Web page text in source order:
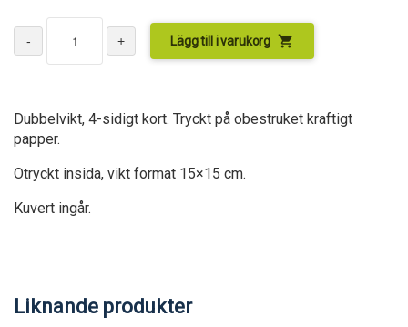
Lägg till i varukorg shopping_cart
Dubbelvikt, 4-sidigt kort. Tryckt på obestruket kraftigt
papper.
Otryckt insida, vikt format 15×15 cm.
Kuvert ingår.
Liknande produkter